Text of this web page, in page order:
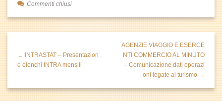
Commenti chiusi
← INTRASTAT – Presentazion
e elenchi INTRA mensili
AGENZIE VIAGGIO E ESERCE
NTI COMMERCIO AL MINUTO
– Comunicazione dati operazi
oni legate al turismo →